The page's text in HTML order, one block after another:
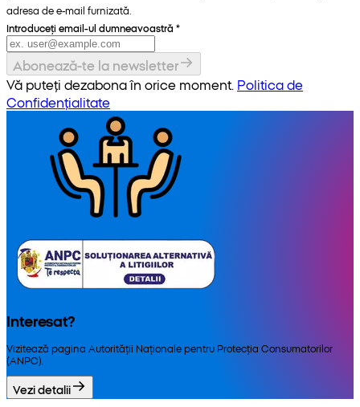
adresa de e-mail furnizată.
Introduceți email-ul dumneavoastră *
Abonează-te la newsletter
Vă puteți dezabona în orice moment. Politica de
Confidențialitate
Interesat?
Vizitează pagina Autorității Naționale pentru Protecția Consumatorilor
(ANPC).
Vezi detalii